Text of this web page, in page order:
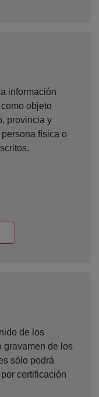
información
objeto
provincia y
física o
de los
gravamen de los
sólo podrá
certificación